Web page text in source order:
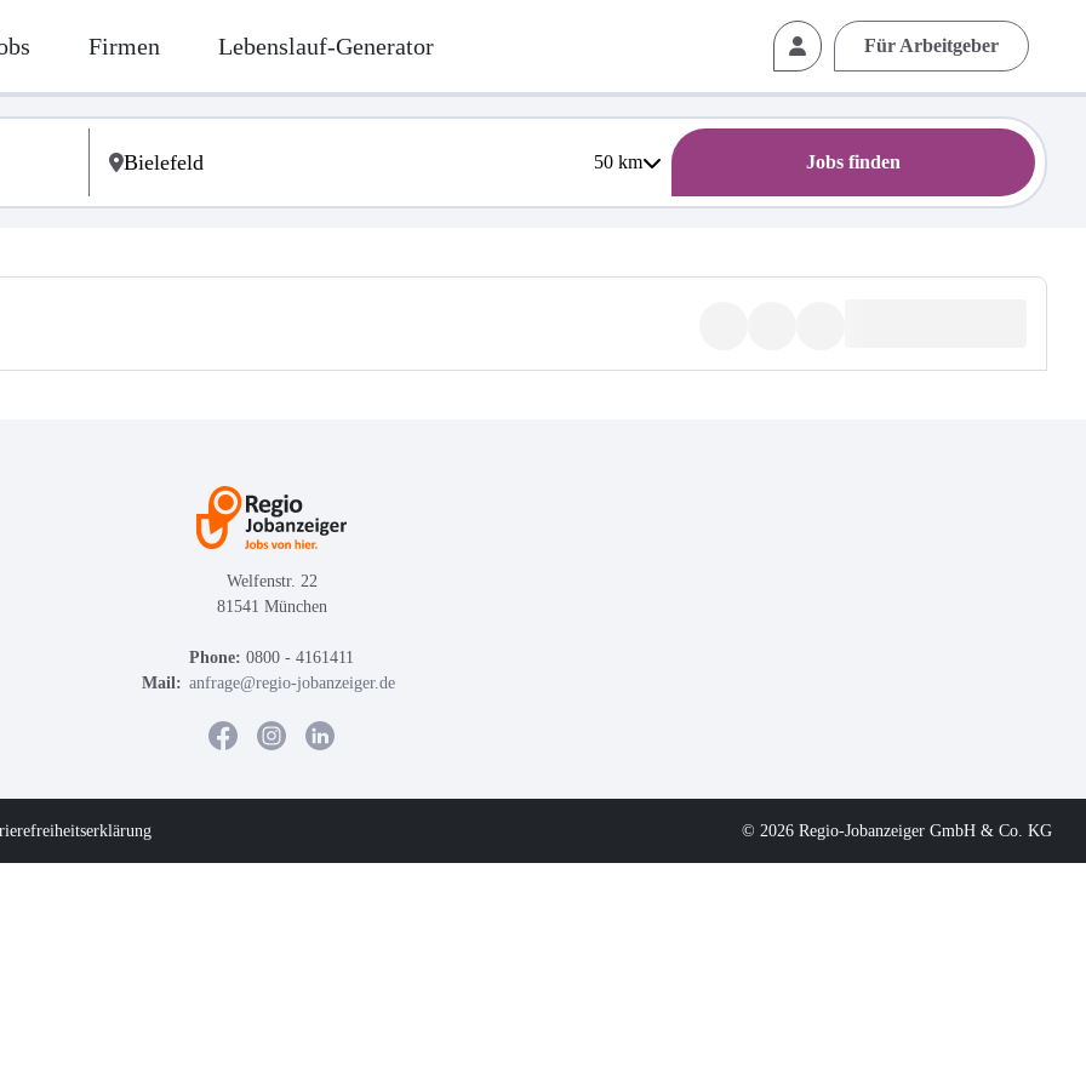
Firmen Lebenslauf-Generator Für Arbeitgeber
50km Jobs finden
Welfenstr. 22
81541 München
Phone: 0800 - 4161411
Mail: anfrage@regio-jobanzeiger.de
© 2026 Regio-Jobanzeiger GmbH & Co. KG